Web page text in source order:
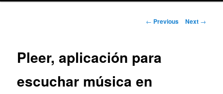
Post
← Previous Next →
Pleer, aplicación para
escuchar música en